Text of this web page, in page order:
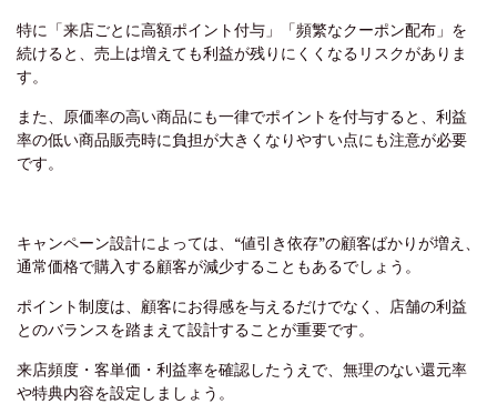
特に「来店ごとに高額ポイント付与」「頻繁なクーポン配布」を
続けると、売上は増えても利益が残りにくくなるリスクがありま
す。
また、原価率の高い商品にも一律でポイントを付与すると、利益
率の低い商品販売時に負担が大きくなりやすい点にも注意が必要
です。
キャンペーン設計によっては、“値引き依存”の顧客ばかりが増え、
通常価格で購入する顧客が減少することもあるでしょう。
ポイント制度は、顧客にお得感を与えるだけでなく、店舗の利益
とのバランスを踏まえて設計することが重要です。
来店頻度・客単価・利益率を確認したうえで、無理のない還元率
や特典内容を設定しましょう。